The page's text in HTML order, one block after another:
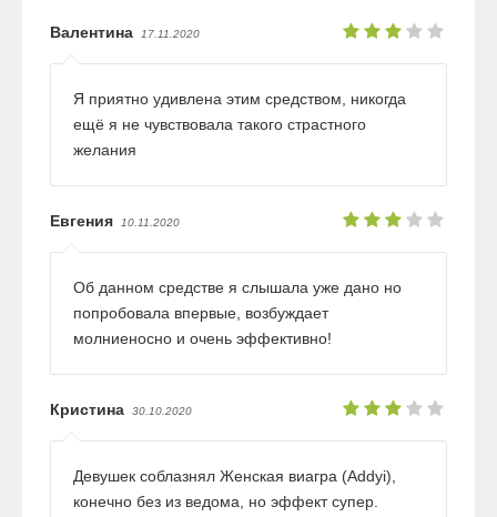
Валентина 17.11.2020
Я приятно удивлена этим средством, никогда
ещё я не чувствовала такого страстного
желания
Евгения 10.11.2020
Об данном средстве я слышала уже дано но
попробовала впервые, возбуждает
молниеносно и очень эффективно!
Кристина 30.10.2020
Девушек соблазнял Женская виагра (Addyi),
конечно без из ведома, но эффект супер.